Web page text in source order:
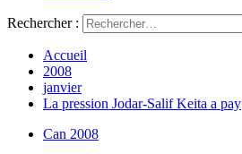
Rechercher :
Accueil
2008
janvier
La pression Jodar-Salif Keita a pay
Can 2008